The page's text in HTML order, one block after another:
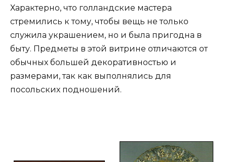
Характерно, что голландские мастера
стремились к тому, чтобы вещь не только
служила украшением, но и была пригодна в
быту. Предметы в этой витрине отличаются от
обычных большей декоративностью и
размерами, так как выполнялись для
посольских подношений.